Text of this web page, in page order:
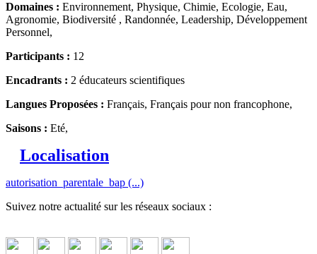
Domaines : Environnement, Physique, Chimie, Ecologie, Eau,
Agronomie, Biodiversité , Randonnée, Leadership, Développement
Personnel,
Participants : 12
Encadrants : 2 éducateurs scientifiques
Langues Proposées : Français, Français pour non francophone,
Saisons : Eté,
Localisation
autorisation_parentale_bap (...)
Suivez notre actualité sur les réseaux sociaux :